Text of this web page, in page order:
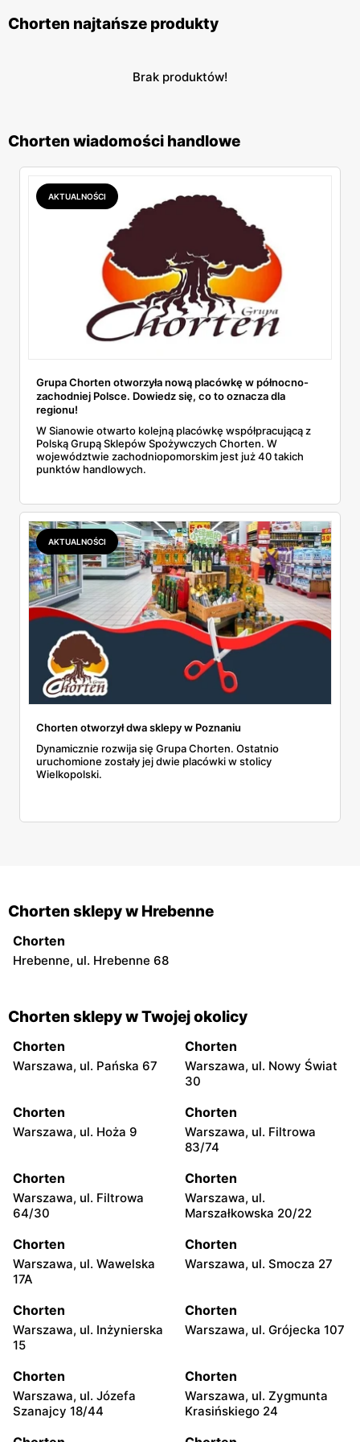
Chorten najtańsze produkty
Brak produktów!
Chorten wiadomości handlowe
AKTUALNOŚCI
Grupa Chorten otworzyła nową placówkę w północno-
zachodniej Polsce. Dowiedz się, co to oznacza dla
regionu!
W Sianowie otwarto kolejną placówkę współpracującą z
Polską Grupą Sklepów Spożywczych Chorten. W
województwie zachodniopomorskim jest już 40 takich
punktów handlowych.
AKTUALNOŚCI
Chorten otworzył dwa sklepy w Poznaniu
Dynamicznie rozwija się Grupa Chorten. Ostatnio
uruchomione zostały jej dwie placówki w stolicy
Wielkopolski.
Chorten sklepy w Hrebenne
Chorten
Hrebenne, ul. Hrebenne 68
Chorten sklepy w Twojej okolicy
Chorten
Warszawa, ul. Pańska 67
Chorten
Warszawa, ul. Nowy Świat
30
Chorten
Warszawa, ul. Hoża 9
Chorten
Warszawa, ul. Filtrowa
83/74
Chorten
Warszawa, ul. Filtrowa
64/30
Chorten
Warszawa, ul.
Marszałkowska 20/22
Chorten
Warszawa, ul. Wawelska
17A
Chorten
Warszawa, ul. Smocza 27
Chorten
Warszawa, ul. Inżynierska
15
Chorten
Warszawa, ul. Grójecka 107
Chorten
Warszawa, ul. Józefa
Szanajcy 18/44
Chorten
Warszawa, ul. Zygmunta
Krasińskiego 24